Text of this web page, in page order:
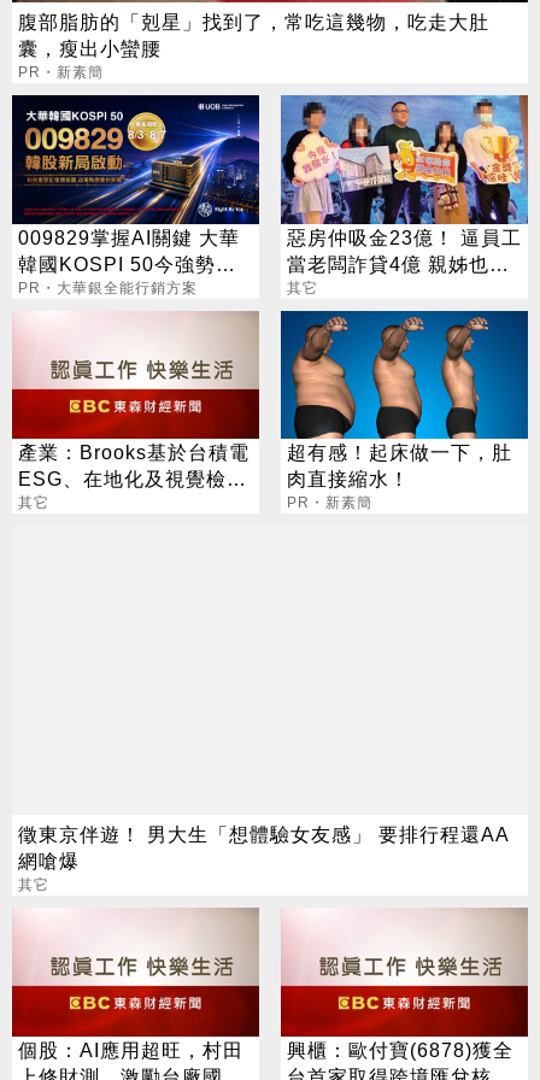
腹部脂肪的「剋星」找到了，常吃這幾物，吃走大肚
囊，瘦出小蠻腰
PR・新素簡
009829掌握AI關鍵 大華
韓國KOSPI 50今強勢開
募
PR・大華銀全能行銷方案
惡房仲吸金23億！ 逼員工
當老闆詐貸4億 親姊也照
坑
其它
產業：Brooks基於台積電
ESG、在地化及視覺檢
測，與科嶠和聯策策略聯
其它
超有感！起床做一下，肚
肉直接縮水！
PR・新素簡
徵東京伴遊！ 男大生「想體驗女友感」 要排行程還AA
網嗆爆
其它
個股：AI應用超旺，村田
興櫃：歐付寶(6878)獲全